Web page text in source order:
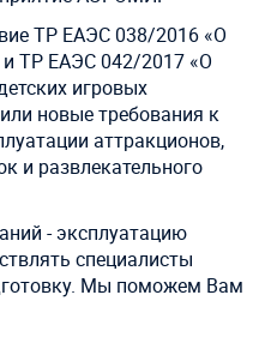
ТР ЕАЭС 038/2016 «О
и ТР ЕАЭС 042/2017 «О
игровых
новые требования к
аттракционов,
и развлекательного
- эксплуатацию
специалисты
Мы поможем Вам